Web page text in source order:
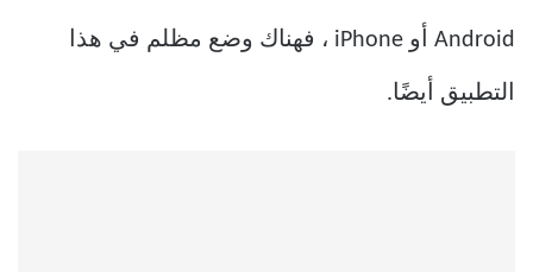
Android أو iPhone ، فهناك وضع مظلم في هذا
التطبيق أيضًا.